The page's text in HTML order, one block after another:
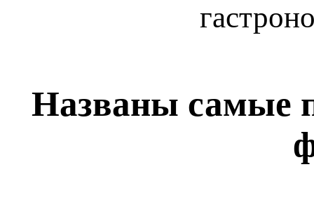
Названы самые